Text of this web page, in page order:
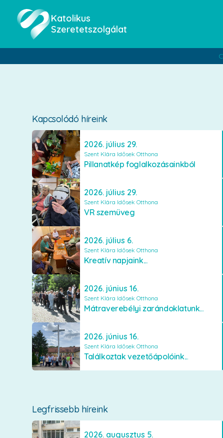
Katolikus
Szeretetszolgálat
Kapcsolódó híreink
2026. július 29.
Szent Klára Idősek Otthona
Pillanatkép foglalkozásainkból
2026. július 29.
Szent Klára Idősek Otthona
VR szemüveg
2026. július 6.
Szent Klára Idősek Otthona
Kreatív napjaink...
2026. június 16.
Szent Klára Idősek Otthona
Mátraverebélyi zarándoklatunk...
2026. június 16.
Szent Klára Idősek Otthona
Találkoztak vezetőápolóink...
Legfrissebb híreink
2026. augusztus 5.